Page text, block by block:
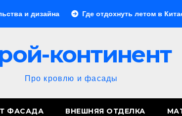
Где отдохнуть летом в Китае: лучшие
континент
Про кровлю и фасады
ФАСАДА ВНЕШНЯЯ ОТДЕЛКА